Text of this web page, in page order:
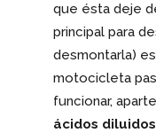
que ésta deje
principal para
desmontarla)
motocicleta
funcionar,
ácidos